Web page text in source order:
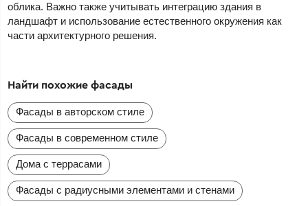
облика. Важно также учитывать интеграцию здания в
ландшафт и использование естественного окружения как
части архитектурного решения.
Найти похожие фасады
Фасады в авторском стиле
Фасады в современном стиле
Дома с террасами
Фасады с радиусными элементами и стенами